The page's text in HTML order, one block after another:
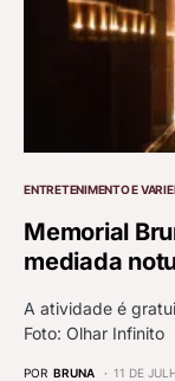
ENTRETENIMENTO E
Memorial
mediada
A atividade é
Foto: Olhar
POR BRUNA 11 DE